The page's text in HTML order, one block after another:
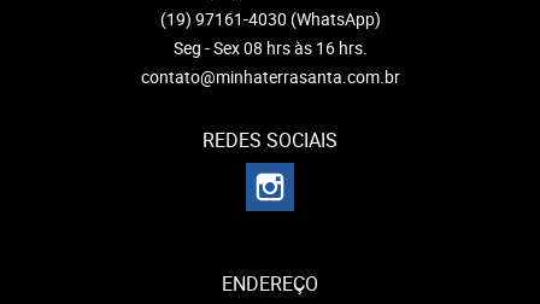
(19) 97161-4030 (WhatsApp)
Seg - Sex 08 hrs às 16 hrs.
contato@minhaterrasanta.com.br
REDES SOCIAIS
ENDEREÇO